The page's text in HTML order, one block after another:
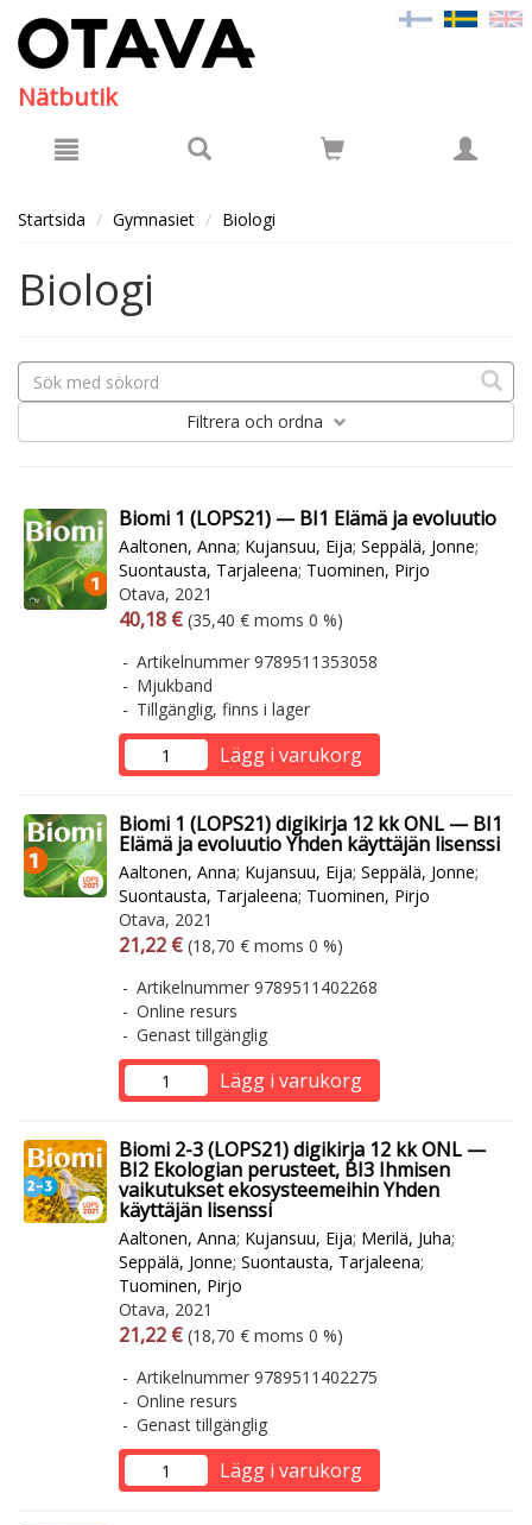
Nätbutik
Startsida Gymnasiet Biologi
Biologi
Filtrera och ordna
Biomi 1 (LOPS21) — BI1 Elämä ja evoluutio
Aaltonen, Anna; Kujansuu, Eija; Seppälä, Jonne;
Suontausta, Tarjaleena; Tuominen, Pirjo
Otava, 2021
Arvonlisäverollinen hinta
40,18 € Arvonlisäveroton hinta
(35,40 € moms 0 %)
Artikelnummer 9789511353058
Mjukband
Tillgänglig, finns i lager
Lägg i varukorg
Biomi 1 (LOPS21) digikirja 12 kk ONL — BI1
Elämä ja evoluutio Yhden käyttäjän lisenssi
Aaltonen, Anna; Kujansuu, Eija; Seppälä, Jonne;
Suontausta, Tarjaleena; Tuominen, Pirjo
Otava, 2021
Arvonlisäverollinen hinta
21,22 € Arvonlisäveroton hinta
(18,70 € moms 0 %)
Artikelnummer 9789511402268
Online resurs
Genast tillgänglig
Lägg i varukorg
Biomi 2-3 (LOPS21) digikirja 12 kk ONL —
BI2 Ekologian perusteet, BI3 Ihmisen
vaikutukset ekosysteemeihin Yhden
käyttäjän lisenssi
Aaltonen, Anna; Kujansuu, Eija; Merilä, Juha;
Seppälä, Jonne; Suontausta, Tarjaleena;
Tuominen, Pirjo
Otava, 2021
Arvonlisäverollinen hinta
21,22 € Arvonlisäveroton hinta
(18,70 € moms 0 %)
Artikelnummer 9789511402275
Online resurs
Genast tillgänglig
Lägg i varukorg